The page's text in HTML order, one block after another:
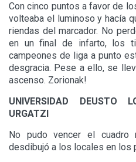
Con cinco puntos a favor de
volteaba el luminoso y hacía
riendas del marcador. No
en un final de infarto, los
campeones de liga a punto
desgracia. Pese a ello, se
ascenso. Zorionak!
UNIVERSIDAD DEUSTO
URGATZI
No pudo vencer el cuadro
desdibujó a los locales en los